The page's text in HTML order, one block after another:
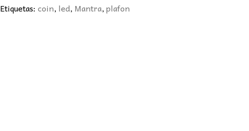
Etiquetas: coin, led, Mantra,plafon